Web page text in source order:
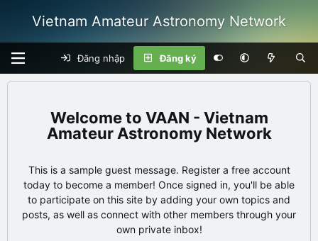
Vietnam Amateur Astronomy Network
Đăng nhập Đăng ký
VAAN - Vietnam
Amateur Astronomy Network
This is a sample guest message. Register a free account
today to become a member! Once signed in, you'll be able
to participate on this site by adding your own topics and
posts, as well as connect with other members through your
own private inbox!